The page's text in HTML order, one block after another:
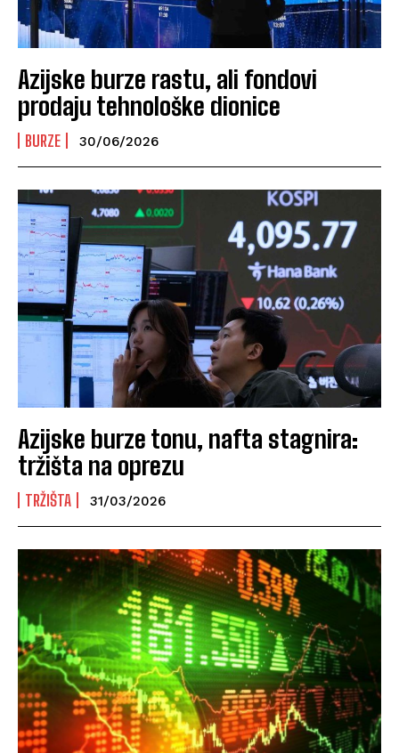
Azijske burze rastu, ali fondovi
prodaju tehnološke dionice
BURZE 30/06/2026
Azijske burze tonu, nafta stagnira:
tržišta na oprezu
TRŽIŠTA 31/03/2026